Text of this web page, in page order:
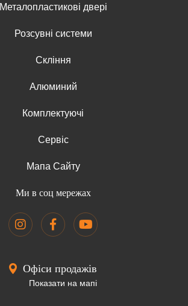
Металопластикові двері
Розсувні системи
Скління
Алюминий
Комплектуючі
Сервіс
Мапа Сайту
Ми в соц мережах
Офіси продажів
Показати на мапі